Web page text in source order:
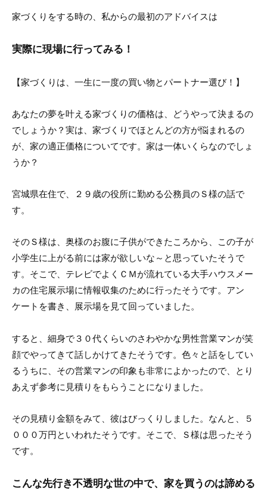
家づくりをする時の、私からの最初のアドバイスは
実際に現場に行ってみる！
【家づくりは、一生に一度の買い物とパートナー選び！】
あなたの夢を叶える家づくりの価格は、どうやって決まるの
でしょうか？実は、家づくりでほとんどの方が悩まれるの
が、家の適正価格についてです。家は一体いくらなのでしょ
うか？
宮城県在住で、２９歳の役所に勤める公務員のＳ様の話で
す。
そのＳ様は、奥様のお腹に子供ができたころから、この子が
小学生に上がる前には家が欲しいな～と思っていたそうで
す。そこで、テレビでよくＣＭが流れている大手ハウスメー
カの住宅展示場に情報収集のために行ったそうです。アン
ケートを書き、展示場を見て回っていました。
すると、細身で３０代くらいのさわやかな男性営業マンが笑
顔でやってきて話しかけてきたそうです。色々と話をしてい
るうちに、その営業マンの印象も非常によかったので、とり
あえず参考に見積りをもらうことになりました。
その見積り金額をみて、彼はびっくりしました。なんと、５
０００万円といわれたそうです。そこで、Ｓ様は思ったそう
です。
こんな先行き不透明な世の中で、家を買うのは諦める